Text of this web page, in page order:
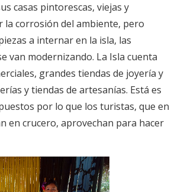
casas pintorescas, viejas y
la corrosión del ambiente, pero
a internar en la isla, las
van modernizando. La Isla cuenta
grandes tiendas de joyería y
y tiendas de artesanías. Está es
por lo que los turistas, que en
en crucero, aprovechan para hacer